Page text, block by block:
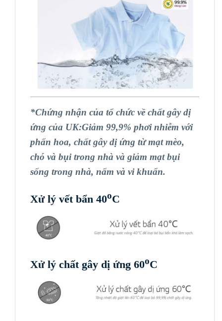
*Chứng nhận của tổ chức về chất gây dị
ứng của UK:Giảm 99,9% phơi nhiễm với
phấn hoa, chất gây dị ứng từ mạt mèo,
chó và bụi trong nhà và giảm mạt bụi
sống trong nhà, nấm và vi khuẩn.
Xử lý vết bẩn 40oC
Xử lý chất gây dị ứng 60oC